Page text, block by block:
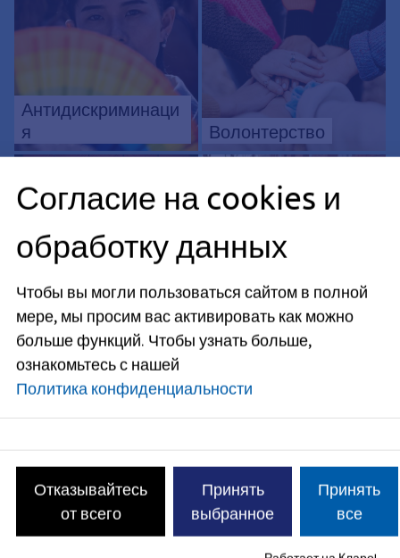
Антидискриминаци
я
Волонтерство
Наш календарь
мероприятий
Подростки и
молодые люди
Равенство и
гендерное
равенство
Семейные пары и
сожительствующие
пары
Согласие на cookies и
обработку данных
Чтобы вы могли пользоваться сайтом в полной
мере, мы просим вас активировать как можно
больше функций. Чтобы узнать больше,
ознакомьтесь с нашей
Политика конфиденциальности
Отказывайтесь
от всего
Принять
выбранное
Принять
все